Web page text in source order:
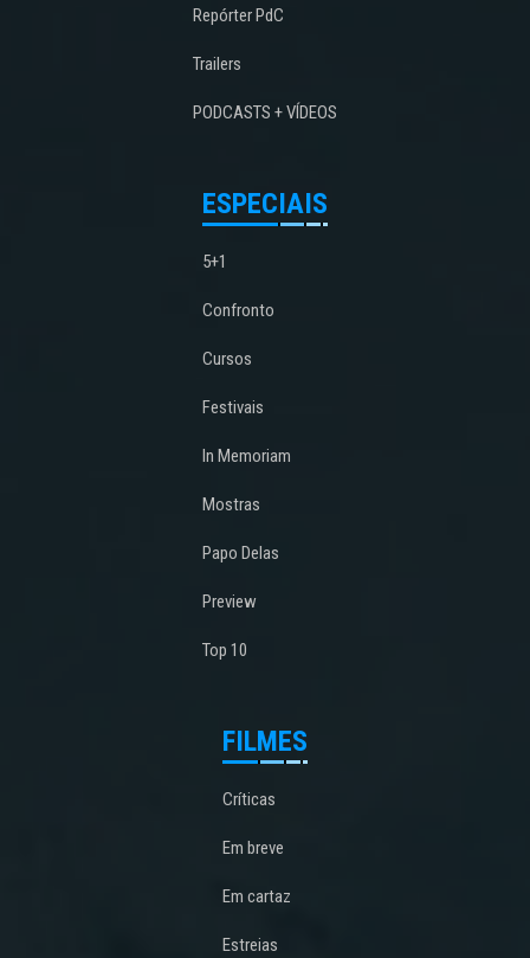
Repórter PdC
Trailers
PODCASTS + VÍDEOS
ESPECIAIS
5+1
Confronto
Cursos
Festivais
In Memoriam
Mostras
Papo Delas
Preview
Top 10
FILMES
Críticas
Em breve
Em cartaz
Estreias